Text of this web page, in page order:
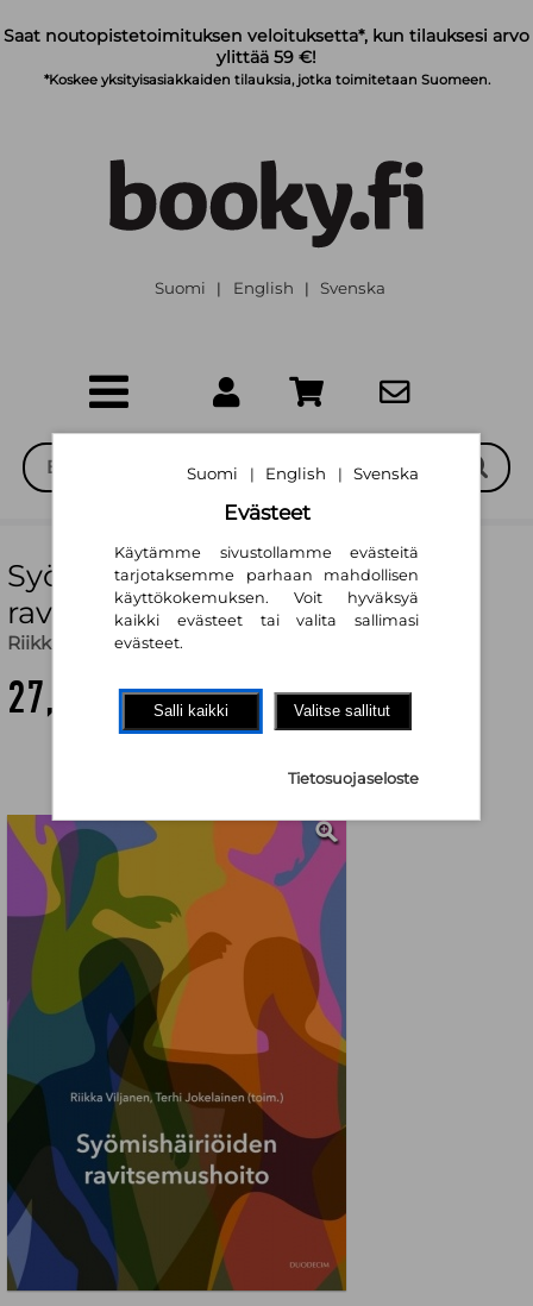
Saat noutopistetoimituksen veloituksetta*, kun tilauksesi arvo
ylittää 59 €!
*Koskee yksityisasiakkaiden tilauksia, jotka toimitetaan Suomeen.
Suomi | English | Svenska
Syömishäiriöiden
ravitsemushoito
Riikka Viljanen (toim.)
27,60 €
Suomi | English | Svenska
Evästeet
Käytämme sivustollamme evästeitä
tarjotaksemme parhaan mahdollisen
käyttökokemuksen. Voit hyväksyä
kaikki evästeet tai valita sallimasi
evästeet.
Salli kaikki Valitse sallitut
Tietosuojaseloste